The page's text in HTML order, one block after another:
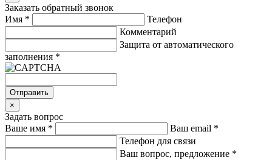
Заказать обратный звонок
Имя *
Телефон
Комментарий
Защита от автоматического
заполнения *
Отправить
×
Задать вопрос
Ваше имя * Ваш email *
Телефон для связи
Ваш вопрос, предложение *